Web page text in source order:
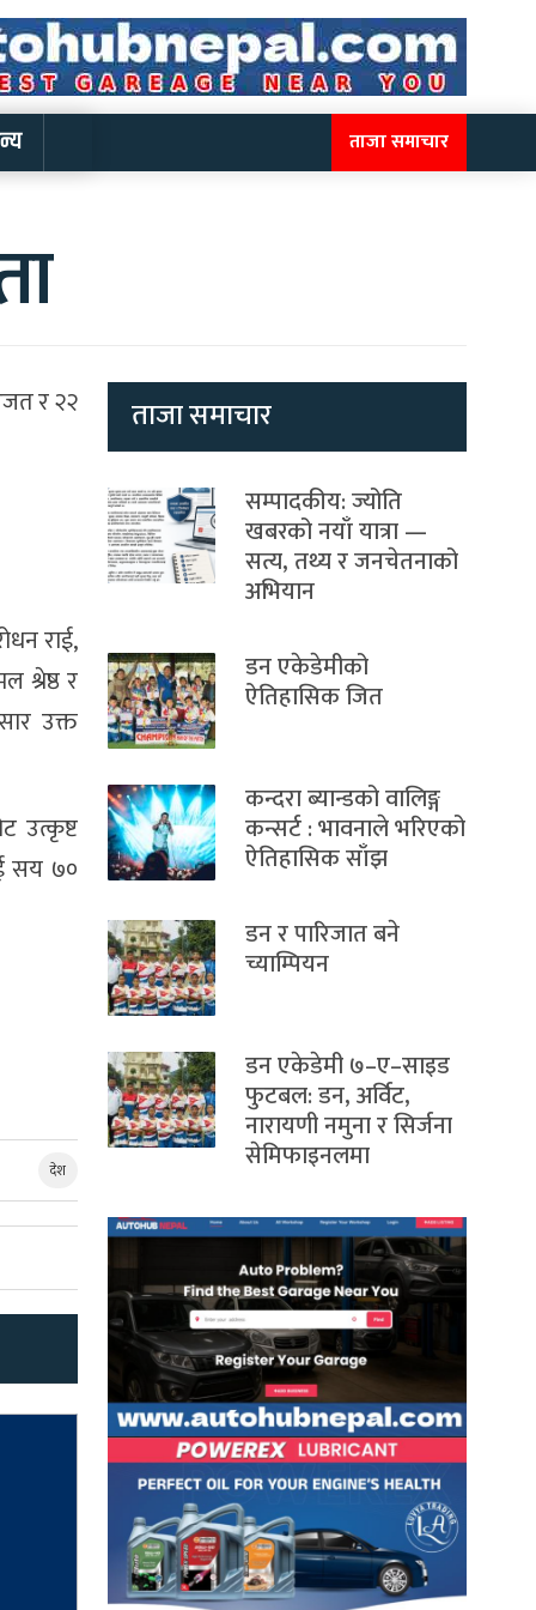
ताजा समाचार
र २२
राई,
श्रेष्ठ र
उक्त
उत्कृष्ट
सय ७०
देश
ताजा समाचार
सम्पादकीय: ज्योति
खबरको नयाँ यात्रा —
सत्य, तथ्य र जनचेतनाको
अभियान
डन एकेडेमीको
ऐतिहासिक जित
कन्दरा ब्यान्डको वालिङ्ग
कन्सर्ट : भावनाले भरिएको
ऐतिहासिक साँझ
डन र पारिजात बने
च्याम्पियन
डन एकेडेमी ७–ए–साइड
फुटबल: डन, अर्विट,
नारायणी नमुना र सिर्जना
सेमिफाइनलमा